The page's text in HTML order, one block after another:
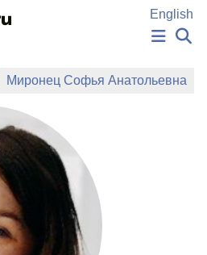
English
РУКОПИСЬ
ЗНАНИЙ
СЛОВА
Миронец Софья Анатольевна